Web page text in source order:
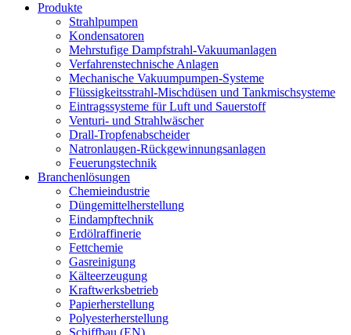
Produkte
Strahlpumpen
Kondensatoren
Mehrstufige Dampfstrahl-Vakuumanlagen
Verfahrenstechnische Anlagen
Mechanische Vakuumpumpen-Systeme
Flüssigkeitsstrahl-Mischdüsen und Tankmischsysteme
Eintragssysteme für Luft und Sauerstoff
Venturi- und Strahlwäscher
Drall-Tropfenabscheider
Natronlaugen-Rückgewinnungsanlagen
Feuerungstechnik
Branchenlösungen
Chemieindustrie
Düngemittelherstellung
Eindampftechnik
Erdölraffinerie
Fettchemie
Gasreinigung
Kälteerzeugung
Kraftwerksbetrieb
Papierherstellung
Polyesterherstellung
Schiffbau (EN)